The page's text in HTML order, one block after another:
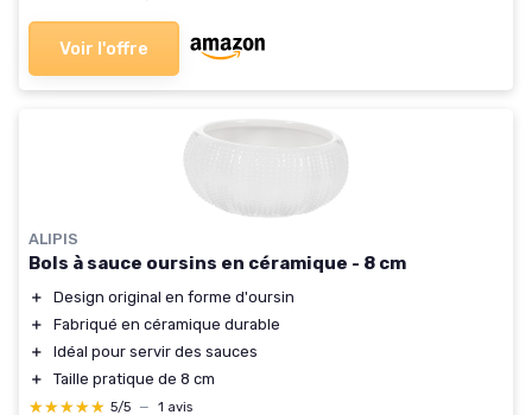
Voir l'offre
ALIPIS
Bols à sauce oursins en céramique - 8 cm
＋
Design original en forme d'oursin
＋
Fabriqué en céramique durable
＋
Idéal pour servir des sauces
＋
Taille pratique de 8 cm
★★★★★
★★★★★ 5/5 — 1 avis